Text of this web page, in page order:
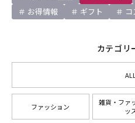
お得情報
ギフト コ
カテゴリ
ALL
ファッション
雑貨・ファ
ッ